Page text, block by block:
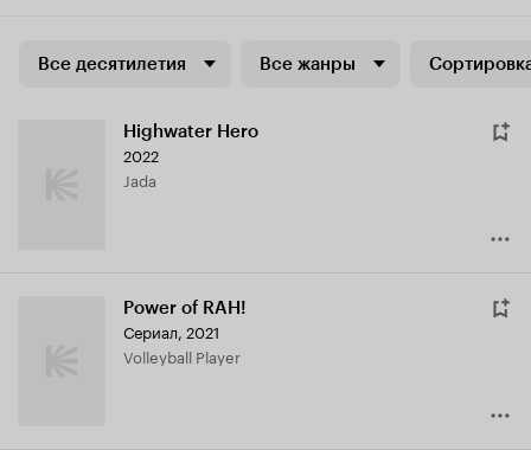
Все десятилетия Все жанры
Highwater Hero
2022
Jada
Power of RAH!
Сериал, 2021
Volleyball Player